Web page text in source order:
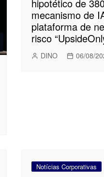
hipotético de
mecanismo de
plataforma de
risco
DINO 06/08/
Notícias Corporativas